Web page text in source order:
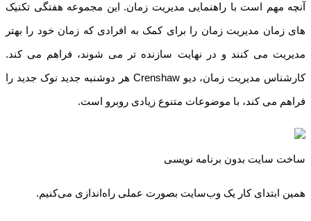
آنچه مهم است با راهنمایی مدیریت زمان. این مجموعه هفتگی تکنیک
های زمان مدیریت زمان را برای کمک به افرادی که زمان خود را بهتر
مدیریت می کنند و در نهایت سازنده تر می شوند، فراهم می کند.
کارشناس مدیریت زمان، دیو Crenshaw هر دوشنبه جدید نوک جدید را
فراهم می کند، با موضوعات متنوع زیادی روبرو است.
ساخت سایت بدون برنامه نویسی
همین ابتدای کار یک وب‌سایت بصورت عملی راه‌اندازی می‌کنیم.